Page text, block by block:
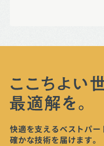
快適を支えるベストパー
確かな技術を届けます。